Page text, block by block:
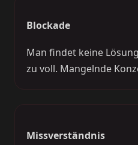
Blockade
Man findet keine
zu voll. Mangelnde
Missverständnis